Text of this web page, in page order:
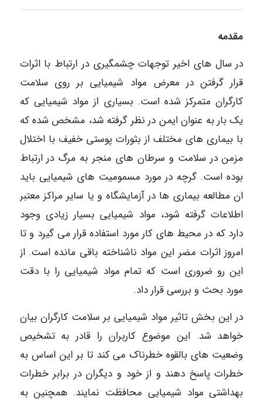
مقدمه
در سال های اخیر توجهات چشمگیری در ارتباط با اثرات
قرار گرفتن در معرض مواد شیمیایی بر روی سلامت
کارگران متمرکز شده است. بسیاری از مواد شیمیایی که
یک بار به عنوان ایمن در نظر گرفته شد، مشخص شده که
با بیماری های مختلف از بثورات پوستی خفیف با اختلال
مزمن در سلامت و سرطان های منجر به مرگ در ارتباط
بوده است. گرچه در مورد مسمومیت های شیمیایی باید
ان مطالعه بیماری ها در آزمایشگاه و یا سایر مراکز معتبر
اطلاعات گرفته شود، مواد شیمیایی بسیار زیادی وجود
دارد که در محیط های کار مورد استفاده قرار می گیرد و تا
امروز اثرات مضر این مواد ناشناخته باقی مانده است. از
این رو ضروری است که تمام مواد شیمیایی را با دقت
مورد بحث و بررسی قرار داد.
در این بخش تاثیر مواد شیمیایی بر سلامت کارگران بیان
خواهد شد. این موضوع کاربران را قادر به تشخیص
وضعیت های بالقوه خطرناک می کند تا بر این اساس به
خطرات پاسخ دهند و از خود و دیگران در برابر خطرات
بهداشتی مواد شیمیایی محافظت نمایند. همچنین به